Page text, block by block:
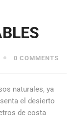
0 COMMENTS
naturales, ya
el desierto
de costa